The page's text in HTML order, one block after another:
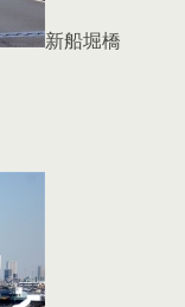
新船堀橋